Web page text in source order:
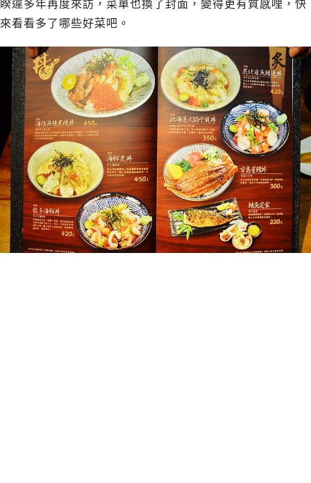
睽違多年再度來訪，菜單也換了封面，變得更有質感哩，快
來看看多了哪些好菜吧。